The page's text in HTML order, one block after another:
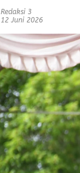
Redaksi 3
12 Juni 2026